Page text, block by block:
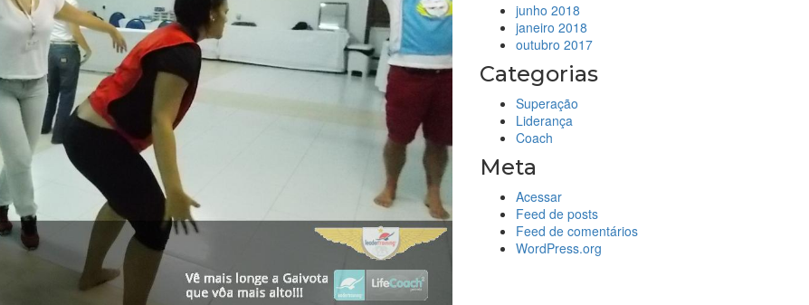
junho 2018
janeiro 2018
outubro 2017
Categorias
Superação
Liderança
Coach
Meta
Acessar
Feed de posts
Feed de comentários
WordPress.org